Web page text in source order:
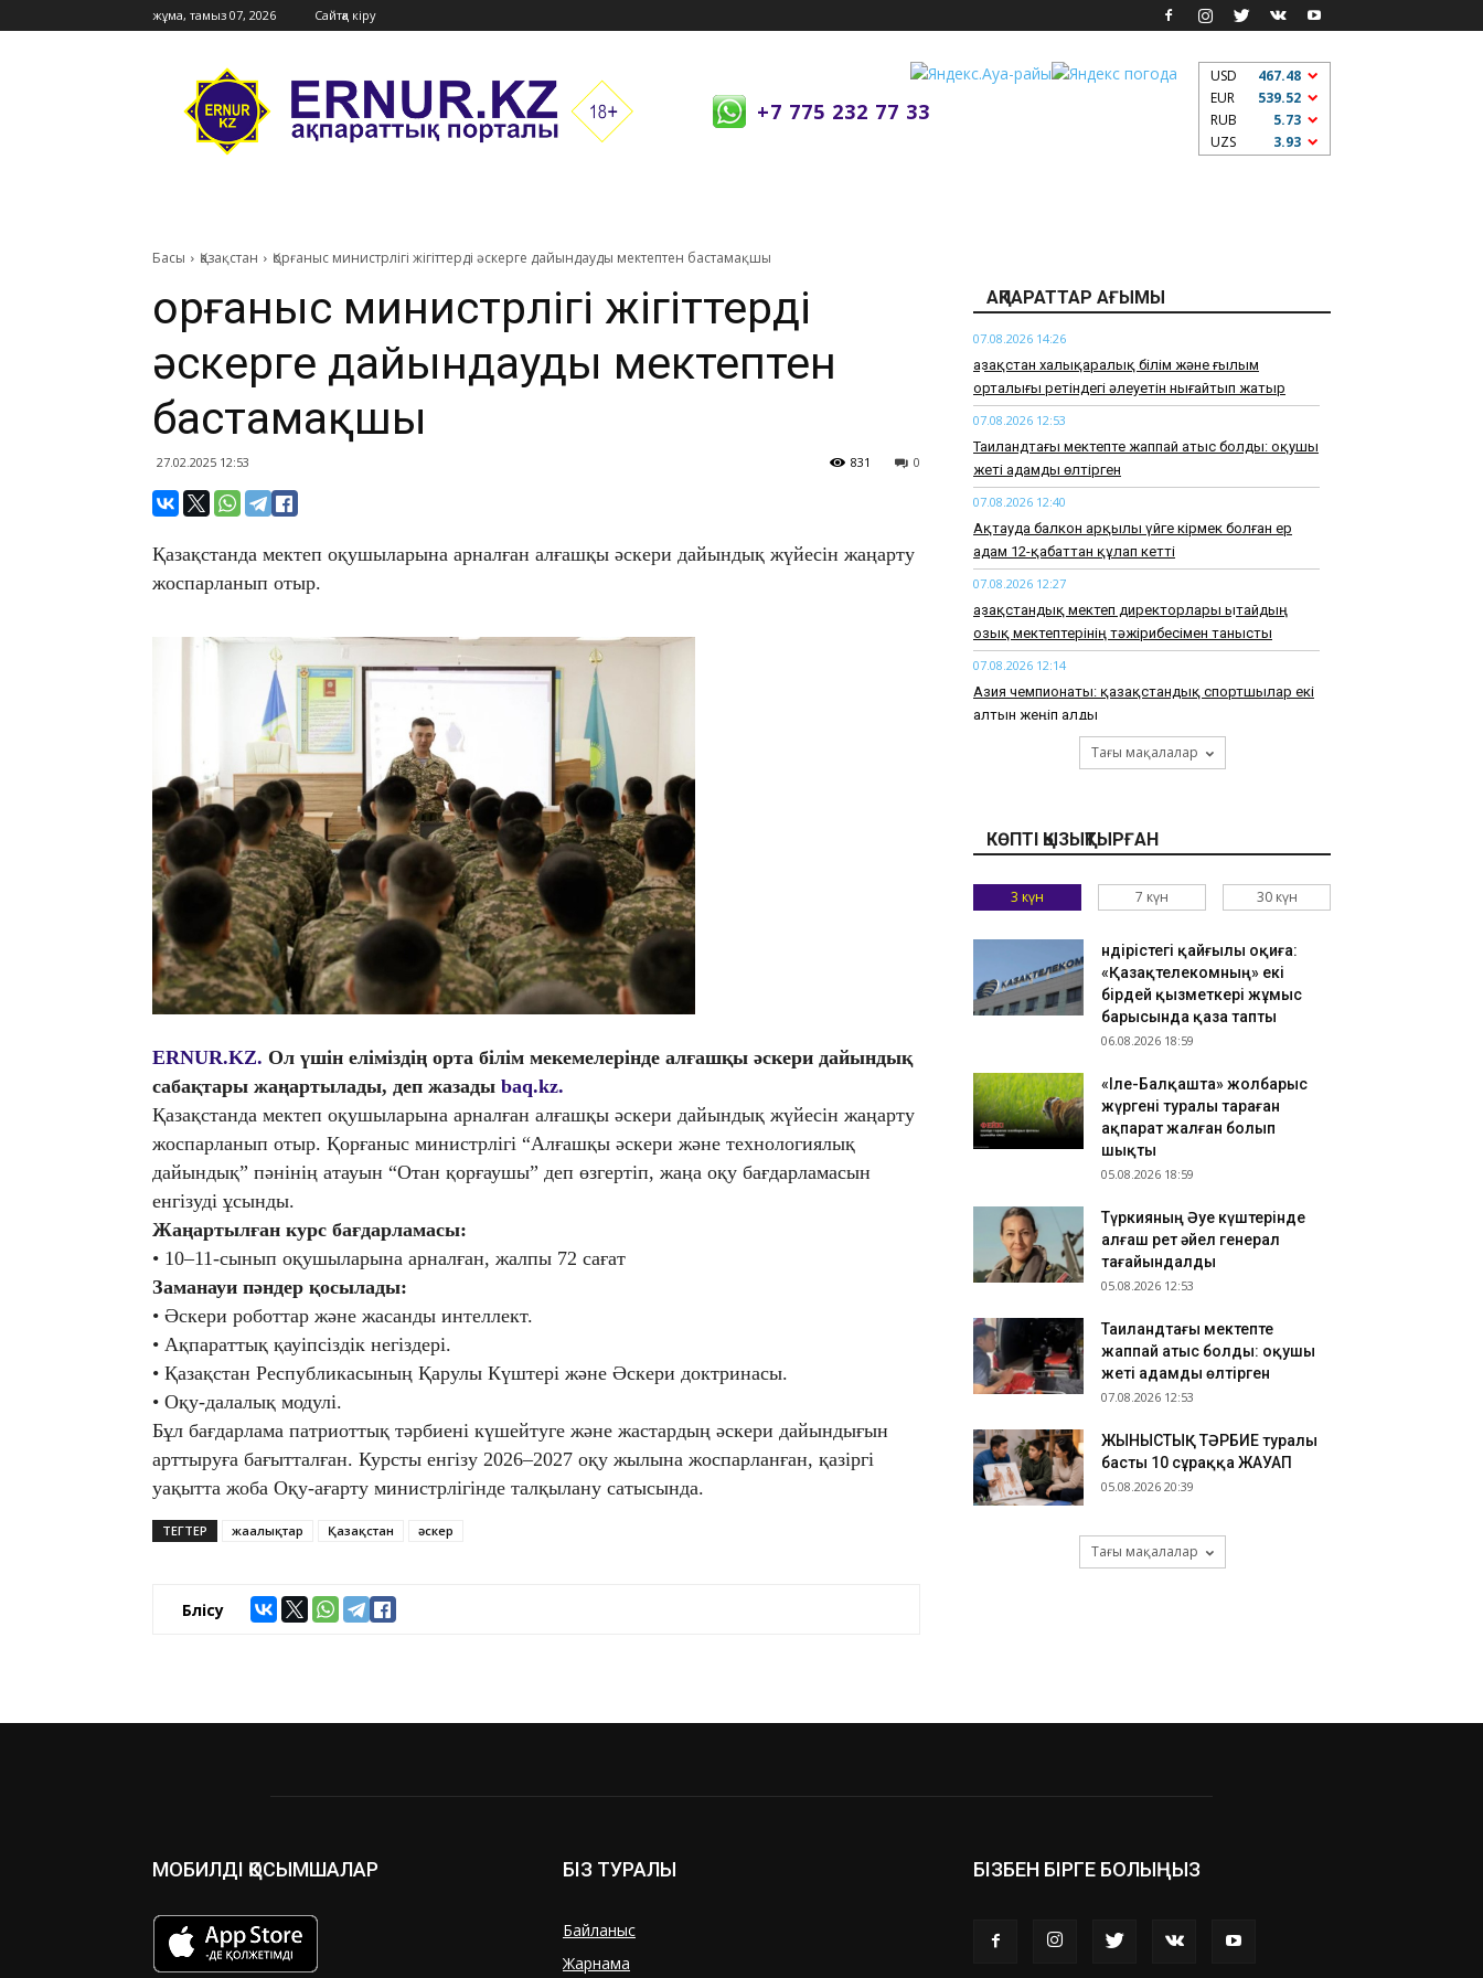
жұма, тамыз 07, 2026 Сайтқа кіру
Ernur
Press
+7 775 232 77 33
USD
467.48
EUR
539.52
RUB
5.73
UZS
3.93
Басы Қазақстан Қорғаныс министрлігі жігіттерді әскерге дайындауды мектептен бастамақшы
Қорғаныс министрлігі жігіттерді
әскерге дайындауды мектептен
бастамақшы
27.02.2025 12:53 0
831
Қазақстанда мектеп оқушыларына арналған алғашқы әскери дайындық жүйесін жаңарту
жоспарланып отыр.
ERNUR.KZ. Ол үшін еліміздің орта білім мекемелерінде алғашқы әскери дайындық
сабақтары жаңартылады, деп жазады baq.kz.
Қазақстанда мектеп оқушыларына арналған алғашқы әскери дайындық жүйесін жаңарту
жоспарланып отыр. Қорғаныс министрлігі “Алғашқы әскери және технологиялық
дайындық” пәнінің атауын “Отан қорғаушы” деп өзгертіп, жаңа оқу бағдарламасын
енгізуді ұсынды.
Жаңартылған курс бағдарламасы:
• 10–11-сынып оқушыларына арналған, жалпы 72 сағат
Заманауи пәндер қосылады:
• Әскери роботтар және жасанды интеллект.
• Ақпараттық қауіпсіздік негіздері.
• Қазақстан Республикасының Қарулы Күштері және Әскери доктринасы.
• Оқу-далалық модулі.
Бұл бағдарлама патриоттық тәрбиені күшейтуге және жастардың әскери дайындығын
арттыруға бағытталған. Курсты енгізу 2026–2027 оқу жылына жоспарланған, қазіргі
уақытта жоба Оқу-ағарту министрлігінде талқылану сатысында.
ТЕГТЕР жаңалықтар Қазақстан әскер
Бөлісу
АҚПАРАТТАР АҒЫМЫ
07.08.2026 14:26
Қазақстан халықаралық білім және ғылым
орталығы ретіндегі әлеуетін нығайтып жатыр
07.08.2026 12:53
Таиландтағы мектепте жаппай атыс болды: оқушы
жеті адамды өлтірген
07.08.2026 12:40
Ақтауда балкон арқылы үйге кірмек болған ер
адам 12-қабаттан құлап кетті
07.08.2026 12:27
Қазақстандық мектеп директорлары Қытайдың
озық мектептерінің тәжірибесімен танысты
07.08.2026 12:14
Азия чемпионаты: қазақстандық спортшылар екі
алтын жеңіп алды
Атырауда жекеменшік балабақша тәрбиешісінің
07.08.2026 11:48
Астанада «Таза Қазақстан» жобасын қолдауға
Қазақстанда жерасты суын кешенді пайдалану
және басқару тұжырымдамасы әзірленіп жатыр
07.08.2026 11:28
Оставьте ненужные споры
07.08.2026 11:22
Грантпен оқуға түссеңіз де гранттан айырылып
қалуыңыз мүмкін: Сарапшы себебін түсіндірді
Тағы мақалалар
КӨПТІ ҚЫЗЫҚТЫРҒАН
3 күн 7 күн 30 күн
Өндірістегі қайғылы оқиға:
«Қазақтелекомның» екі
бірдей қызметкері жұмыс
барысында қаза тапты
06.08.2026 18:59
«Іле-Балқашта» жолбарыс
жүргені туралы тараған
ақпарат жалған болып
шықты
05.08.2026 18:59
Түркияның Әуе күштерінде
алғаш рет әйел генерал
тағайындалды
05.08.2026 12:53
Таиландтағы мектепте
жаппай атыс болды: оқушы
жеті адамды өлтірген
07.08.2026 12:53
ЖЫНЫСТЫҚ ТӘРБИЕ туралы
басты 10 сұраққа ЖАУАП
05.08.2026 20:39
Тағы мақалалар
МОБИЛДІ ҚОСЫМШАЛАР БІЗ ТУРАЛЫ
Байланыс
Жарнама
БІЗБЕН БІРГЕ БОЛЫҢЫЗ